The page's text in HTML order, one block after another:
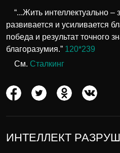
“...Жить интеллектуально –
развивается и усиливается
победа и результат точного
благоразумия.” 120*239
См. Сталкинг
ИНТЕЛЛЕКТ